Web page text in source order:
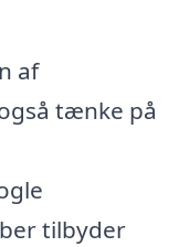
af
tænke på
tilbyder